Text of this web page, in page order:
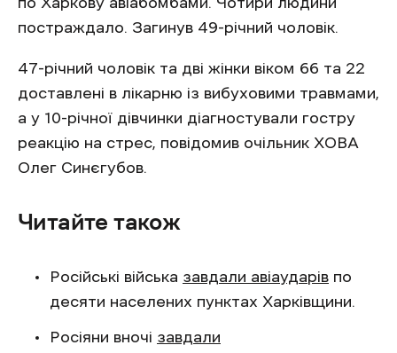
постраждало. Загинув 49-річний чоловік.
47-річний чоловік та дві жінки віком 66 та 22
доставлені в лікарню із вибуховими травмами,
а у 10-річної дівчинки діагностували гостру
реакцію на стрес, повідомив очільник ХОВА
Олег Синєгубов.
Читайте також
Російські війська завдали авіаударів по
десяти населених пунктах Харківщини.
Росіяни вночі завдали